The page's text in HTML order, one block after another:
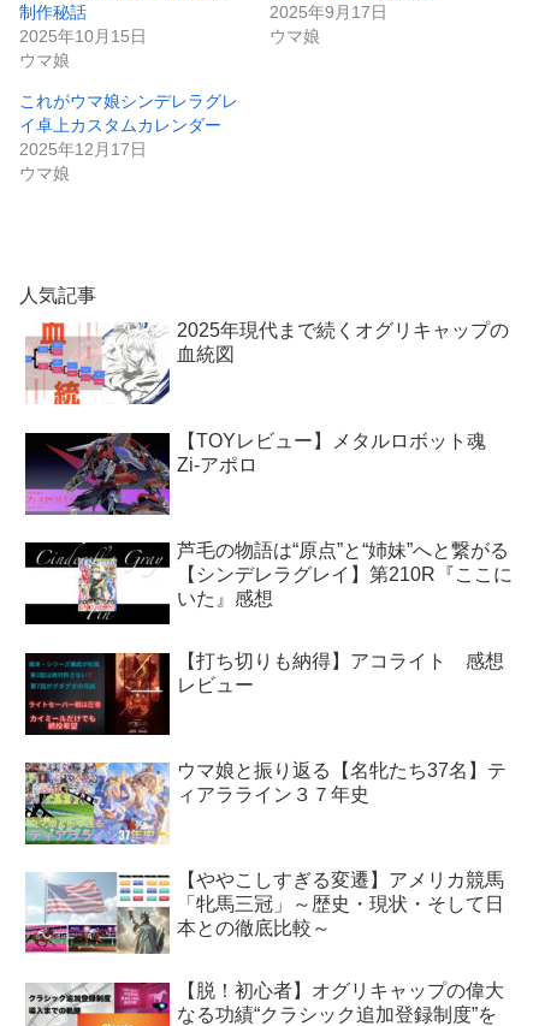
制作秘話
2025年10月15日
ウマ娘
2025年9月17日
ウマ娘
これがウマ娘シンデレラグレ
イ卓上カスタムカレンダー
2025年12月17日
ウマ娘
人気記事
2025年現代まで続くオグリキャップの
血統図
【TOYレビュー】メタルロボット魂
Zi-アポロ
芦毛の物語は“原点”と“姉妹”へと繋がる
【シンデレラグレイ】第210R『ここに
いた』感想
【打ち切りも納得】アコライト 感想
レビュー
ウマ娘と振り返る【名牝たち37名】テ
ィアラライン３７年史
【ややこしすぎる変遷】アメリカ競馬
「牝馬三冠」～歴史・現状・そして日
本との徹底比較～
【脱！初心者】オグリキャップの偉大
なる功績“クラシック追加登録制度”を